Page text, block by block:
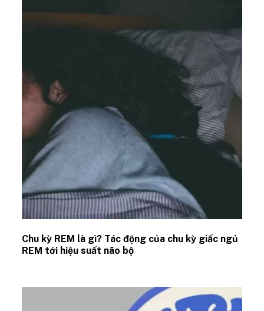
Chu kỳ REM là gì? Tác động của chu kỳ giấc ngủ
REM tới hiệu suất não bộ